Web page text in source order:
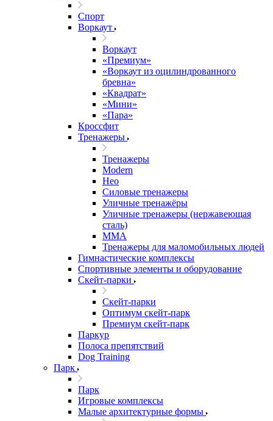
Спорт
Воркаут
Воркаут
«Премиум»
«Воркаут из оцилиндрованного
бревна»
«Квадрат»
«Мини»
«Пара»
Кроссфит
Тренажеры
Тренажеры
Modern
Нео
Силовые тренажеры
Уличные тренажёры
Уличные тренажеры (нержавеющая
сталь)
ММА
Тренажеры для маломобильных людей
Гимнастические комплексы
Спортивные элементы и оборудование
Скейт-парки
Скейт-парки
Оптимум скейт-парк
Премиум скейт-парк
Паркур
Полоса препятствий
Dog Training
Парк
Парк
Игровые комплексы
Малые архитектурные формы